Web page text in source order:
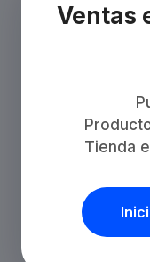
Ventas
Tienda